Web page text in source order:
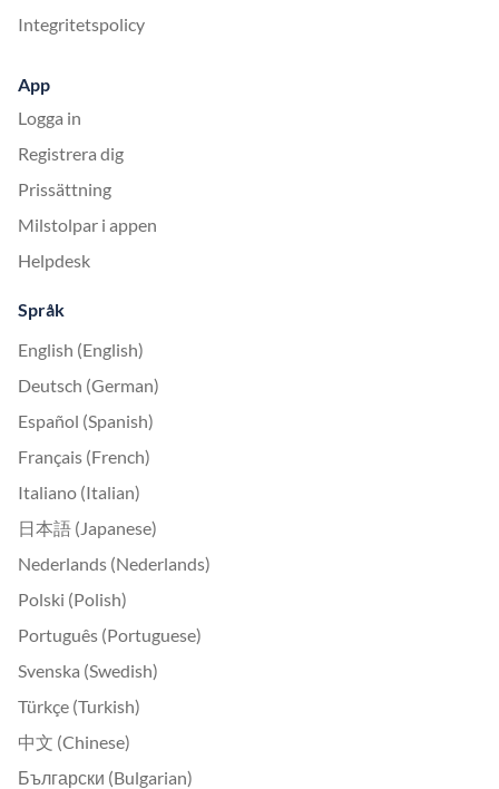
Integritetspolicy
App
Logga in
Registrera dig
Prissättning
Milstolpar i appen
Helpdesk
Språk
English (English)
Deutsch (German)
Español (Spanish)
Français (French)
Italiano (Italian)
日本語 (Japanese)
Nederlands (Nederlands)
Polski (Polish)
Português (Portuguese)
Svenska (Swedish)
Türkçe (Turkish)
中文 (Chinese)
Български (Bulgarian)